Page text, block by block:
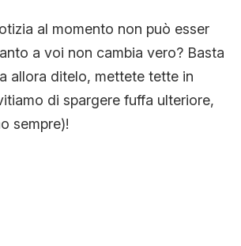
al momento non può esser
a voi non cambia vero? Basta
allora ditelo, mettete tette in
di spargere fuffa ulteriore,
sempre)!